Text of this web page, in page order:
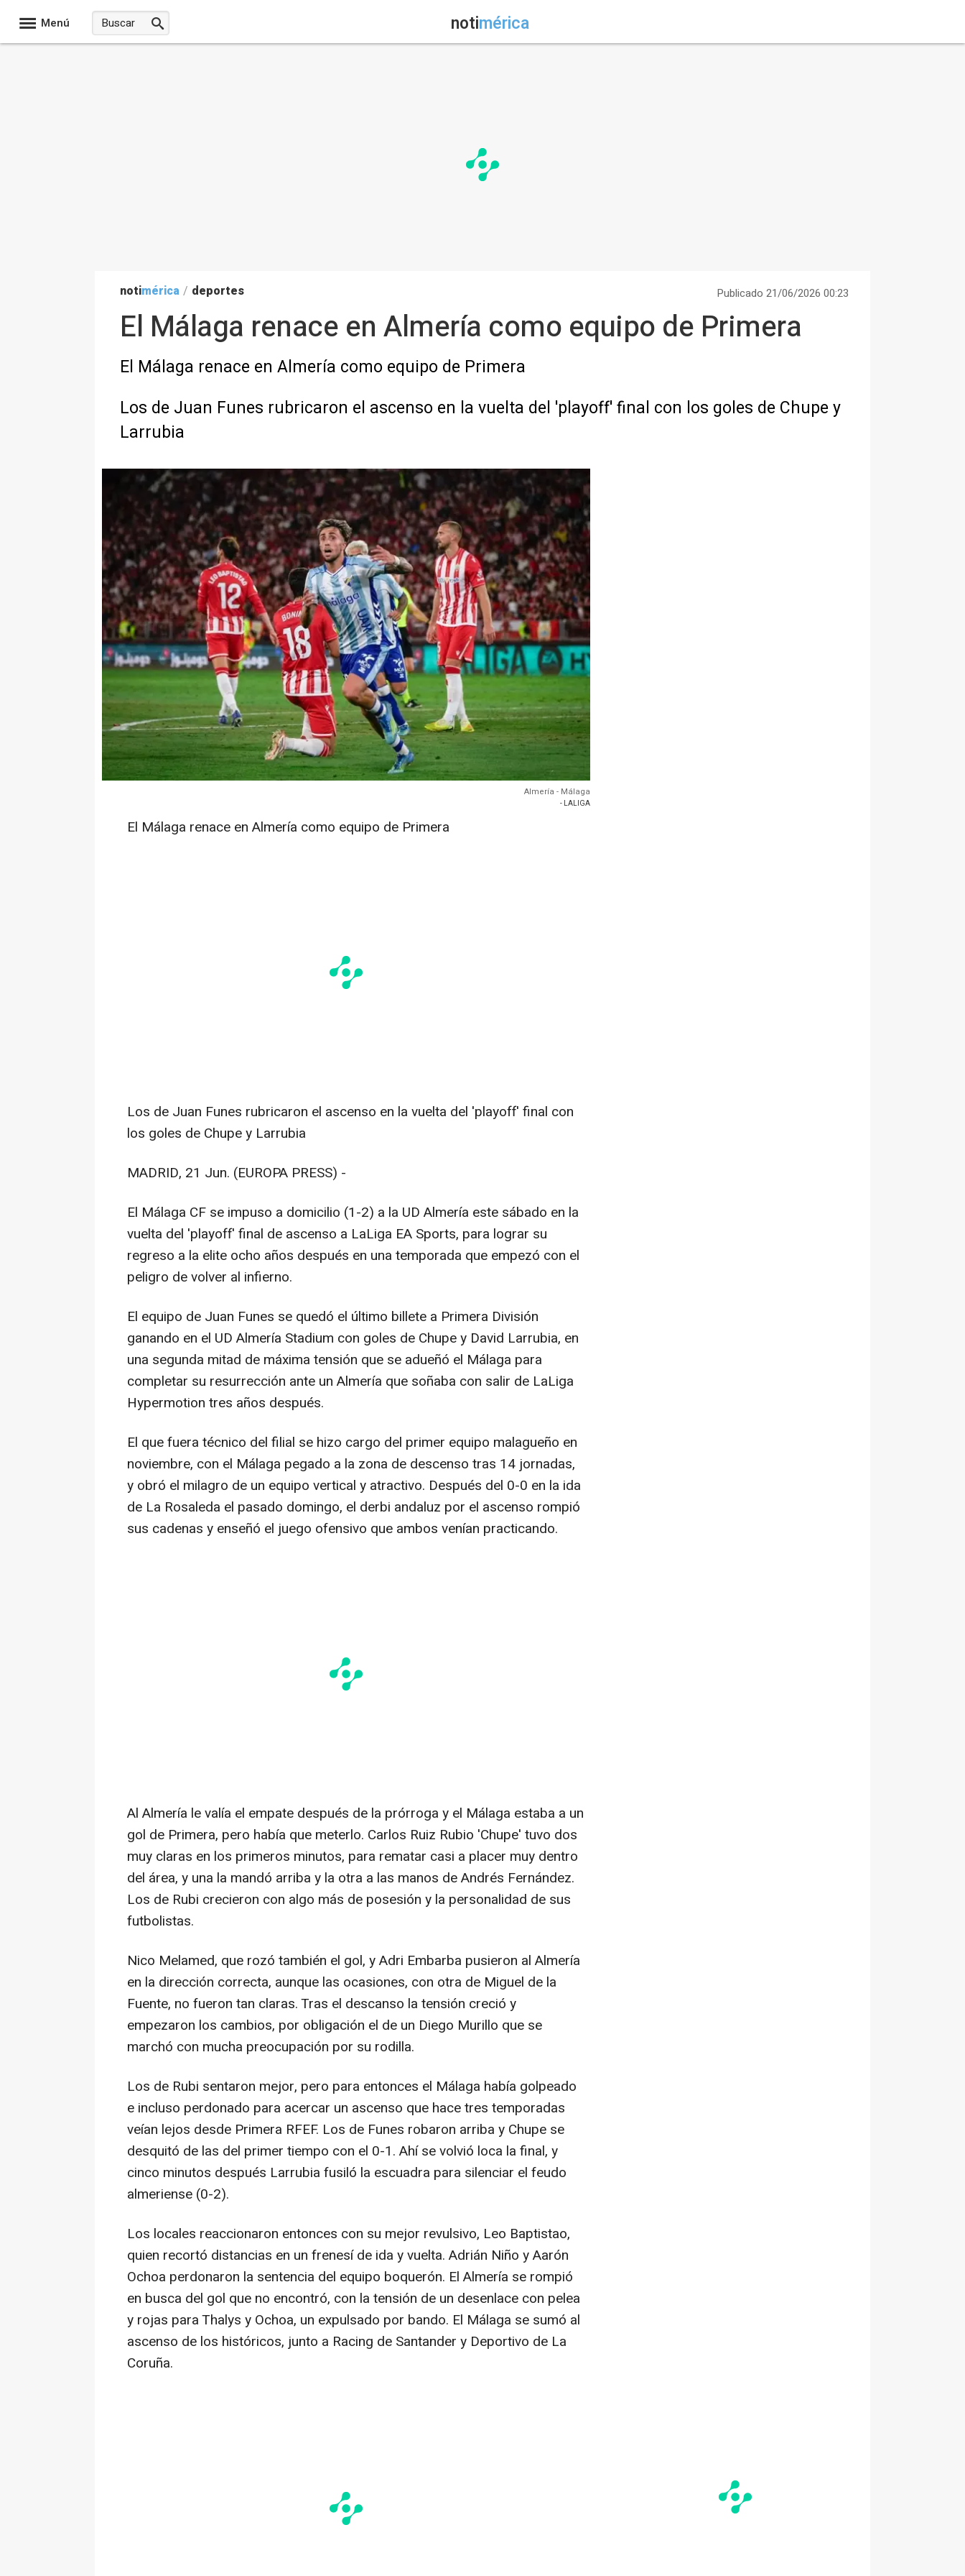
Menú notimérica
notimérica / deportes Publicado 21/06/2026 00:23
El Málaga renace en Almería como equipo de Primera
El Málaga renace en Almería como equipo de Primera
Los de Juan Funes rubricaron el ascenso en la vuelta del 'playoff' final con los goles de Chupe y
Larrubia
Almería - Málaga
- LALIGA
El Málaga renace en Almería como equipo de Primera
Los de Juan Funes rubricaron el ascenso en la vuelta del 'playoff' final con
los goles de Chupe y Larrubia
MADRID, 21 Jun. (EUROPA PRESS) -
El Málaga CF se impuso a domicilio (1-2) a la UD Almería este sábado en la
vuelta del 'playoff' final de ascenso a LaLiga EA Sports, para lograr su
regreso a la elite ocho años después en una temporada que empezó con el
peligro de volver al infierno.
El equipo de Juan Funes se quedó el último billete a Primera División
ganando en el UD Almería Stadium con goles de Chupe y David Larrubia, en
una segunda mitad de máxima tensión que se adueñó el Málaga para
completar su resurrección ante un Almería que soñaba con salir de LaLiga
Hypermotion tres años después.
El que fuera técnico del filial se hizo cargo del primer equipo malagueño en
noviembre, con el Málaga pegado a la zona de descenso tras 14 jornadas,
y obró el milagro de un equipo vertical y atractivo. Después del 0-0 en la ida
de La Rosaleda el pasado domingo, el derbi andaluz por el ascenso rompió
sus cadenas y enseñó el juego ofensivo que ambos venían practicando.
Al Almería le valía el empate después de la prórroga y el Málaga estaba a un
gol de Primera, pero había que meterlo. Carlos Ruiz Rubio 'Chupe' tuvo dos
muy claras en los primeros minutos, para rematar casi a placer muy dentro
del área, y una la mandó arriba y la otra a las manos de Andrés Fernández.
Los de Rubi crecieron con algo más de posesión y la personalidad de sus
futbolistas.
Nico Melamed, que rozó también el gol, y Adri Embarba pusieron al Almería
en la dirección correcta, aunque las ocasiones, con otra de Miguel de la
Fuente, no fueron tan claras. Tras el descanso la tensión creció y
empezaron los cambios, por obligación el de un Diego Murillo que se
marchó con mucha preocupación por su rodilla.
Los de Rubi sentaron mejor, pero para entonces el Málaga había golpeado
e incluso perdonado para acercar un ascenso que hace tres temporadas
veían lejos desde Primera RFEF. Los de Funes robaron arriba y Chupe se
desquitó de las del primer tiempo con el 0-1. Ahí se volvió loca la final, y
cinco minutos después Larrubia fusiló la escuadra para silenciar el feudo
almeriense (0-2).
Los locales reaccionaron entonces con su mejor revulsivo, Leo Baptistao,
quien recortó distancias en un frenesí de ida y vuelta. Adrián Niño y Aarón
Ochoa perdonaron la sentencia del equipo boquerón. El Almería se rompió
en busca del gol que no encontró, con la tensión de un desenlace con pelea
y rojas para Thalys y Ochoa, un expulsado por bando. El Málaga se sumó al
ascenso de los históricos, junto a Racing de Santander y Deportivo de La
Coruña.